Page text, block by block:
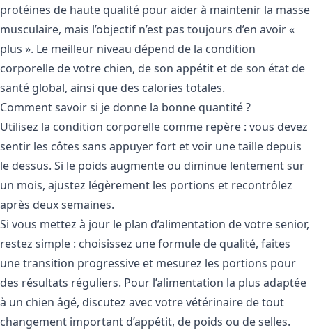
protéines de haute qualité pour aider à maintenir la masse
musculaire, mais l’objectif n’est pas toujours d’en avoir «
plus ». Le meilleur niveau dépend de la condition
corporelle de votre chien, de son appétit et de son état de
santé global, ainsi que des calories totales.
Comment savoir si je donne la bonne quantité ?
Utilisez la condition corporelle comme repère : vous devez
sentir les côtes sans appuyer fort et voir une taille depuis
le dessus. Si le poids augmente ou diminue lentement sur
un mois, ajustez légèrement les portions et recontrôlez
après deux semaines.
Si vous mettez à jour le plan d’alimentation de votre senior,
restez simple : choisissez une formule de qualité, faites
une transition progressive et mesurez les portions pour
des résultats réguliers. Pour l’alimentation la plus adaptée
à un chien âgé, discutez avec votre vétérinaire de tout
changement important d’appétit, de poids ou de selles.